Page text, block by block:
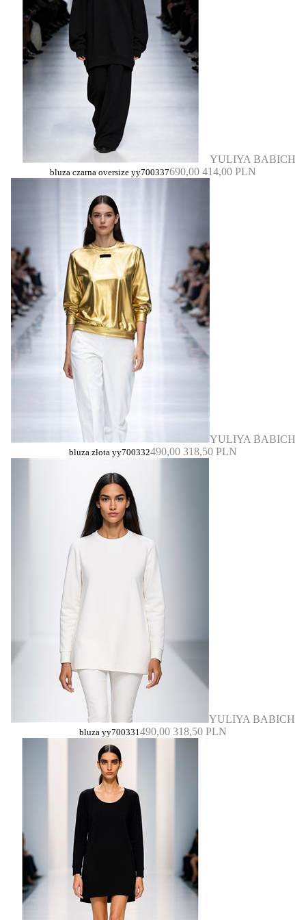
YULIYA BABICH
bluza czarna oversize yy700337690,00 414,00 PLN
YULIYA BABICH
bluza złota yy700332490,00 318,50 PLN
YULIYA BABICH
bluza yy700331490,00 318,50 PLN